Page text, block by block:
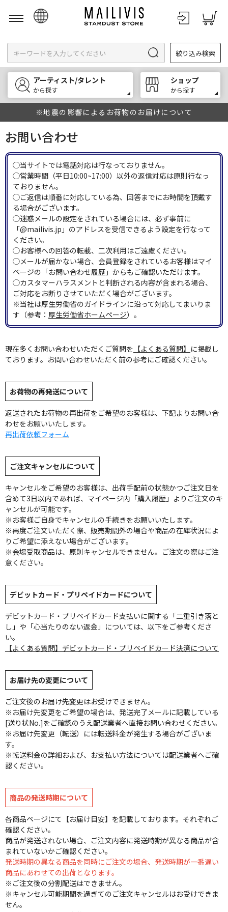
English
한국어
中文
絞り込み検索
アーティスト/タレント
から探す
ショップ
から探す
※地震の影響によるお荷物のお届けについて
お問い合わせ
◯当サイトでは電話対応は行なっておりません。
◯営業時間（平日10:00~17:00）以外の返信対応は原則行なっ
ておりません。
◯ご返信は順番に対応している為、回答までにお時間を頂戴す
る場合がございます。
◯迷惑メールの設定をされている場合には、必ず事前に
「@mailivis.jp」のアドレスを受信できるよう設定を行なって
ください。
◯お客様への回答の転載、二次利用はご遠慮ください。
◯メールが届かない場合、会員登録をされているお客様はマイ
ページの「お問い合わせ履歴」からもご確認いただけます。
◯カスタマーハラスメントと判断される内容が含まれる場合、
ご対応をお断りさせていただく場合がございます。
※当社は厚生労働省のガイドラインに沿って対応してまいりま
す（参考： 厚生労働省ホームページ）。
現在多くお問い合わせいただくご質問を 【よくある質問】 に掲載し
ております。お問い合わせいただく前の参考にご確認ください。
お荷物の再発送について
返送されたお荷物の再出荷をご希望のお客様は、下記よりお問い合
わせをお願いいたします。
再出荷依頼フォーム
ご注文キャンセルについて
キャンセルをご希望のお客様は、出荷手配前の状態かつご注文日を
含めて3日以内であれば、マイページ内「購入履歴」よりご注文のキ
ャンセルが可能です。
※お客様ご自身でキャンセルの手続きをお願いいたします。
※再度ご注文いただく際、販売期間外の場合や商品の在庫状況によ
りご希望に添えない場合がございます。
※会場受取商品は、原則キャンセルできません。ご注文の際はご注
意ください。
デビットカード・プリペイドカードについて
デビットカード・プリペイドカード支払いに関する「二重引き落と
し」や「心当たりのない返金」については、以下をご参考くださ
い。
【よくある質問】デビットカード・プリペイドカード決済について
お届け先の変更について
ご注文後のお届け先変更はお受けできません。
※お届け先変更をご希望の場合は、発送完了メールに記載している
[送り状No.]をご確認のうえ配送業者へ直接お問い合わせください。
※お届け先変更（転送）には転送料金が発生する場合がございま
す。
※転送料金の詳細および、お支払い方法については配送業者へご確
認ください。
商品の発送時期について
各商品ページにて【お届け目安】を記載しております。それぞれご
確認ください。
商品が発送されない場合、ご注文内容に発送時期が異なる商品が含
まれていないかご確認ください。
発送時期の異なる商品を同時にご注文の場合、発送時期が一番遅い
商品にあわせての出荷となります。
※ご注文後の分割配送はできません。
※キャンセル可能期間を過ぎてのご注文キャンセルはお受けできま
せん。